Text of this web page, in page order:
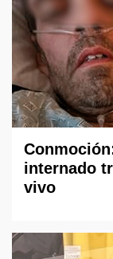
internado
vivo